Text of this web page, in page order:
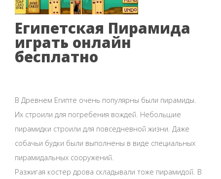
Египетская Пирамида
играть онлайн
бесплатно
В Древнем Египте очень популярны были пирамиды.
Их строили для погребения вождей. Небольшие
пирамидки строили для повседневной жизни. Даже
собачьи будки были выполнены в виде специальных
пирамидальных сооружений.
Разжигая костер дрова складывали тоже пирамидой. В